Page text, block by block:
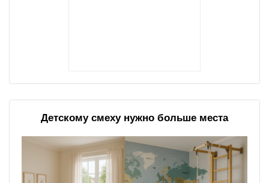
Детскому смеху нужно больше места